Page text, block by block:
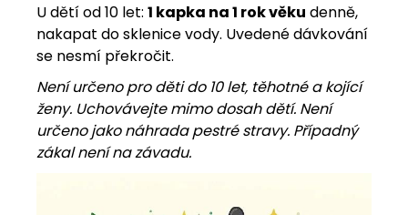
U dětí od 10 let: 1 kapka na 1 rok věku denně,
nakapat do sklenice vody. Uvedené dávkování
se nesmí překročit.
Není určeno pro děti do 10 let, těhotné a kojící
ženy. Uchovávejte mimo dosah dětí. Není
určeno jako náhrada pestré stravy. Případný
zákal není na závadu.